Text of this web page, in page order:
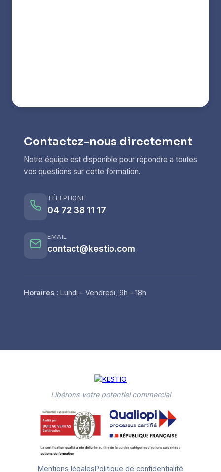
Contactez-nous directement
Notre équipe est disponible pour répondre a toutes
vos questions sur cette formation.
TÉLÉPHONE
04 72 38 11 17
EMAIL
contact@kestio.com
Horaires : Lundi - Vendredi, 9h - 18h
Libérons votre potentiel commercial
Mentions légalesPolitique de confidentialité